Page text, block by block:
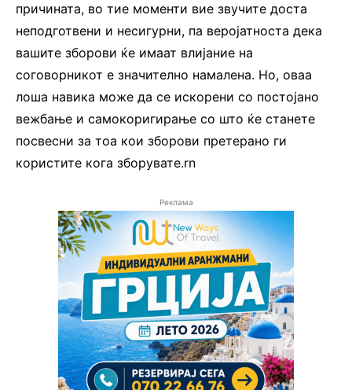
причината, во тие моменти вие звучите доста
неподготвени и несигурни, па веројатноста дека
вашите зборови ќе имаат влијание на
соговорникот е значително намалена. Но, оваа
лоша навика може да се искорени со постојано
вежбање и самокоригирање со што ќе станете
посвесни за тоа кои зборови претерано ги
користите кога зборувате.rn
Реклама